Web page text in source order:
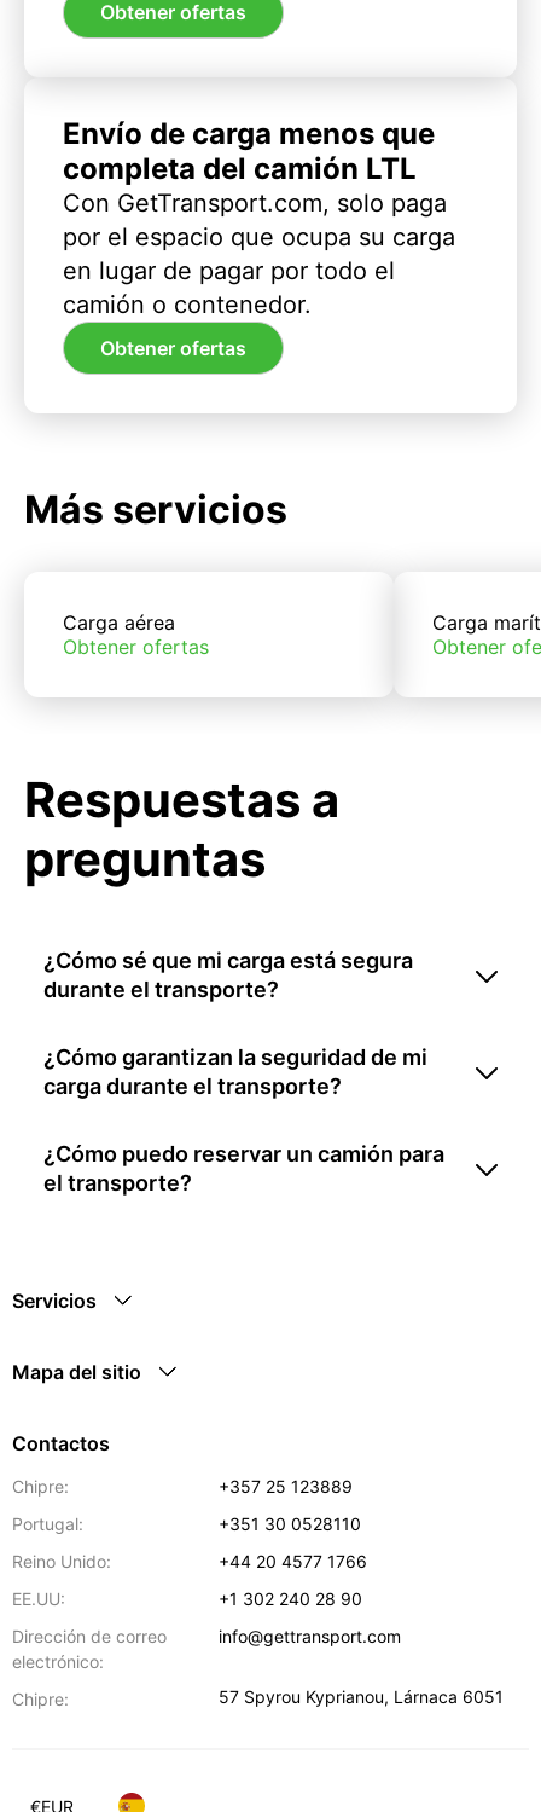
Obtener ofertas
Envío de carga menos que
completa del camión LTL
Con GetTransport.com, solo paga
por el espacio que ocupa su carga
en lugar de pagar por todo el
camión o contenedor.
Obtener ofertas
Más servicios
Carga aérea
Obtener ofertas
Carga
Obtener
Respuestas a
preguntas
¿Cómo sé que mi carga está segura
durante el transporte?
¿Cómo garantizan la seguridad de mi
carga durante el transporte?
¿Cómo puedo reservar un camión para
el transporte?
Servicios
Mapa del sitio
Contactos
Chipre:
+357 25 123889
Portugal:
+351 30 0528110
Reino Unido:
+44 20 4577 1766
EE.UU:
+1 302 240 28 90
Dirección de correo
electrónico:
info@gettransport.com
Chipre: 57 Spyrou Kyprianou, Lárnaca 6051
€EUR